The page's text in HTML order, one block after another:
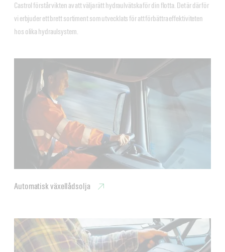
Castrol förstår vikten av att välja rätt hydraulvätska för din flotta. Det är därför
vi erbjuder ett brett sortiment som utvecklats för att förbättra effektiviteten
hos olika hydraulsystem.
Automatisk växellådsolja